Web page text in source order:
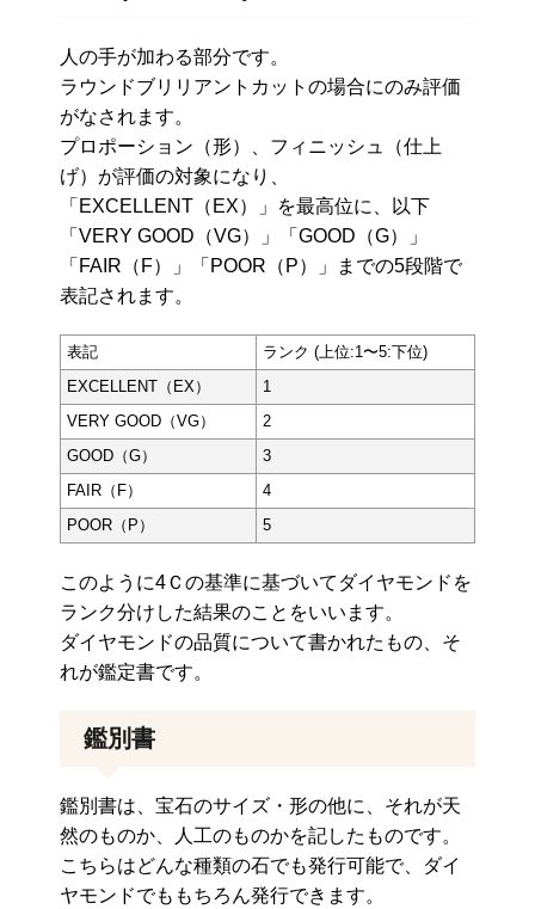
人の手が加わる部分です。
ラウンドブリリアントカットの場合にのみ評価
がなされます。
プロポーション（形）、フィニッシュ（仕上
げ）が評価の対象になり、
「EXCELLENT（EX）」を最高位に、以下
「VERY GOOD（VG）」「GOOD（G）」
「FAIR（F）」「POOR（P）」までの5段階で
表記されます。
表記
ランク (上位:1〜5:下位)
EXCELLENT（EX）
1
VERY GOOD（VG）
2
GOOD（G）
3
FAIR（F）
4
POOR（P）
5
このように4Ｃの基準に基づいてダイヤモンドを
ランク分けした結果のことをいいます。
ダイヤモンドの品質について書かれたもの、そ
れが鑑定書です。
鑑別書
鑑別書は、宝石のサイズ・形の他に、それが天
然のものか、人工のものかを記したものです。
こちらはどんな種類の石でも発行可能で、ダイ
ヤモンドでももちろん発行できます。